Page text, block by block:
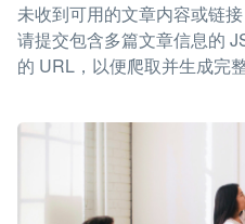
未收到可用的文章内容或链接
请提交包含多篇文章信息的
的 URL，以便爬取并生成完